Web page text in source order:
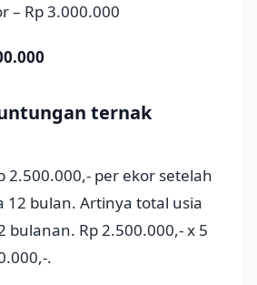
– Rp 3.000.000
ternak
2.500.000,- per ekor setelah
12 bulan. Artinya total usia
bulanan. Rp 2.500.000,- x 5
.